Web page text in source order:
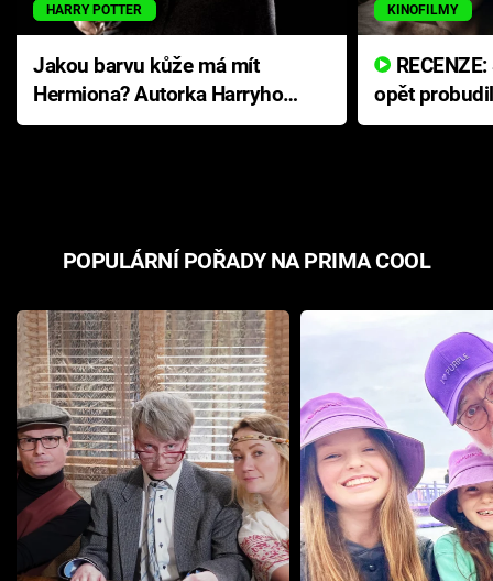
HARRY POTTER
Jakou barvu kůže má mít
Hermiona? Autorka Harryho
Pottera přišla s ráznou
KINOFILMY
opět
přichází s
POPULÁRNÍ POŘADY NA PRIMA COOL